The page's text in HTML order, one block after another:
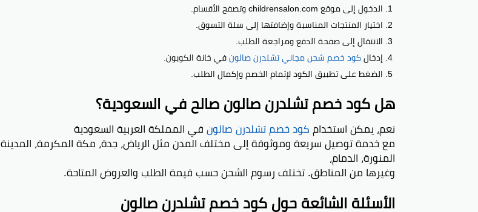
الدخول إلى موقع childrensalon.com وتصفح الأقسام.
اختيار المنتجات المناسبة وإضافتها إلى سلة التسوق.
الانتقال إلى صفحة الدفع ومراجعة الطلب.
إدخالكود خصم شحن مجاني تشلدرن صالونفي خانة الكوبون.
الضغط على تطبيق الكود لإتمام الخصم وإكمال الطلب.
هل كود خصم تشلدرن صالون صالح في السعودية؟
نعم، يمكن استخدامكود خصم تشلدرن صالونفي المملكة العربية السعودية
مع خدمة توصيل سريعة وموثوقة إلى مختلف المدن مثل الرياض، جدة، مكة المكرمة، المدينة
المنورة، الدمام،
وغيرها من المناطق. تختلف رسوم الشحن حسب قيمة الطلب والعروض المتاحة.
الأسئلة الشائعة حول كود خصم تشلدرن صالون